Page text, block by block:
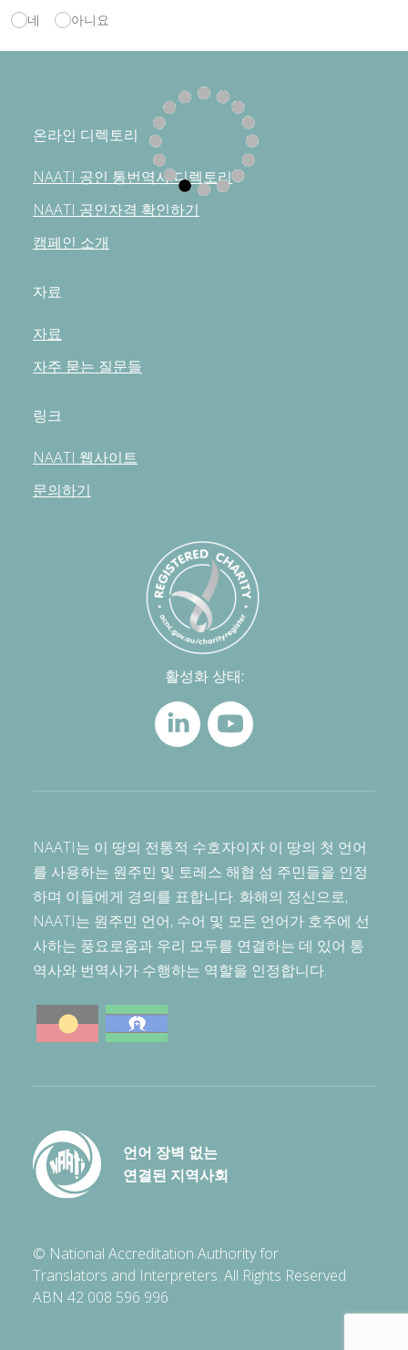
네 아니요
온라인 디렉토리
NAATI 공인 통번역사 디렉토리
NAATI 공인자격 확인하기
캠페인 소개
자료
자료
자주 묻는 질문들
링크
NAATI 웹사이트
문의하기
활성화 상태:
NAATI는 이 땅의 전통적 수호자이자 이 땅의 첫 언어
를 사용하는 원주민 및 토레스 해협 섬 주민들을 인정
하며 이들에게 경의를 표합니다. 화해의 정신으로,
NAATI는 원주민 언어, 수어 및 모든 언어가 호주에 선
사하는 풍요로움과 우리 모두를 연결하는 데 있어 통
역사와 번역사가 수행하는 역할을 인정합니다.
언어 장벽 없는
연결된 지역사회
© National Accreditation Authority for
Translators and Interpreters. All Rights Reserved
ABN 42 008 596 996